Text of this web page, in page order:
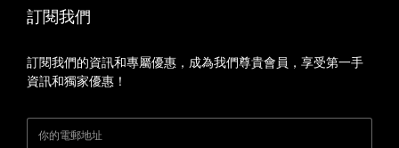
訂閱我們
訂閱我們的資訊和專屬優惠，成為我們尊貴會員，享受第一手
資訊和獨家優惠！